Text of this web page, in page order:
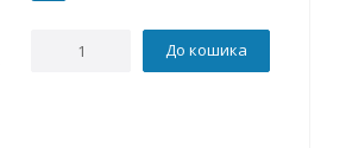
До кошика